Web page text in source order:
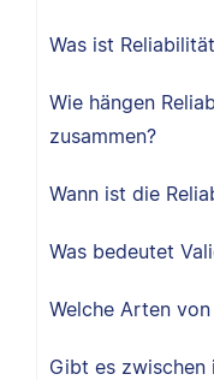
Was ist
Wie hängen
zusammen?
Wann ist die
Was bedeutet
Welche Arten
Gibt es zwischen